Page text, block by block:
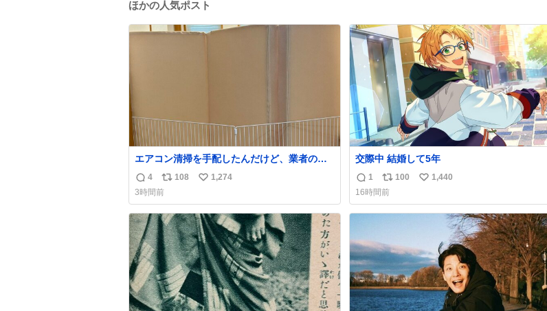
ほかの人気ポスト
エアコン清掃を手配したんだけど、業者の方
にめっちゃ吠えるから隔離した。これでもう
安心だ。
返
信
数
4
リ
ポ
ス
ト
数
108
い
ね
数
1,274
3時間前
交際中 結婚して5年
返
信
数
1
リ
ポ
ス
数
100
い
ね
1,440
16時間前